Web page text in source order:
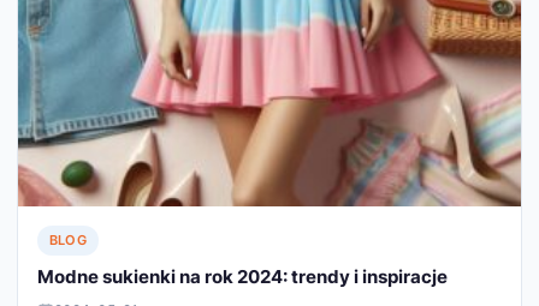
BLOG
Modne sukienki na rok 2024: trendy i inspiracje